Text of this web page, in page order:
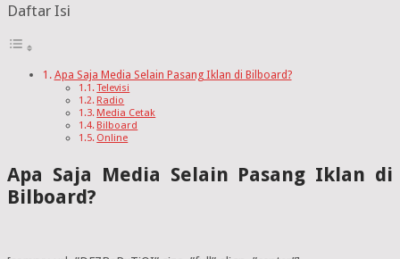
Daftar Isi
Apa Saja Media Selain Pasang Iklan di Bilboard?
Televisi
Radio
Media Cetak
Bilboard
Online
Apa Saja Media Selain Pasang Iklan di
Bilboard?